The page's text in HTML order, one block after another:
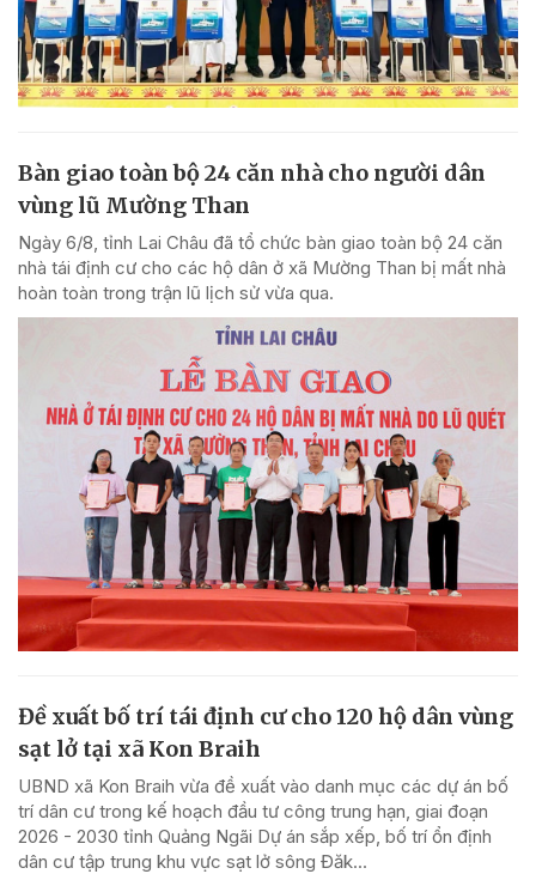
Bàn giao toàn bộ 24 căn nhà cho người dân
vùng lũ Mường Than
Ngày 6/8, tỉnh Lai Châu đã tổ chức bàn giao toàn bộ 24 căn
nhà tái định cư cho các hộ dân ở xã Mường Than bị mất nhà
hoàn toàn trong trận lũ lịch sử vừa qua.
Đề xuất bố trí tái định cư cho 120 hộ dân vùng
sạt lở tại xã Kon Braih
UBND xã Kon Braih vừa đề xuất vào danh mục các dự án bố
trí dân cư trong kế hoạch đầu tư công trung hạn, giai đoạn
2026 - 2030 tỉnh Quảng Ngãi Dự án sắp xếp, bố trí ổn định
dân cư tập trung khu vực sạt lở sông Đăk...